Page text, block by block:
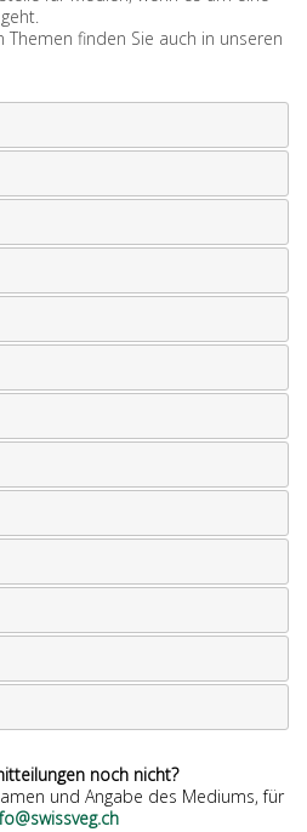
Themen finden Sie auch in unseren
noch nicht?
und Angabe des Mediums, für